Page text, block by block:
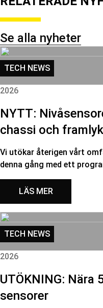
Se alla nyheter
TECH NEWS
2026
NYTT:
chassi och
Vi utökar återigen vårt
denna gång med ett
LÄS MER
TECH NEWS
2026
UTÖKNING: Nära
sensorer